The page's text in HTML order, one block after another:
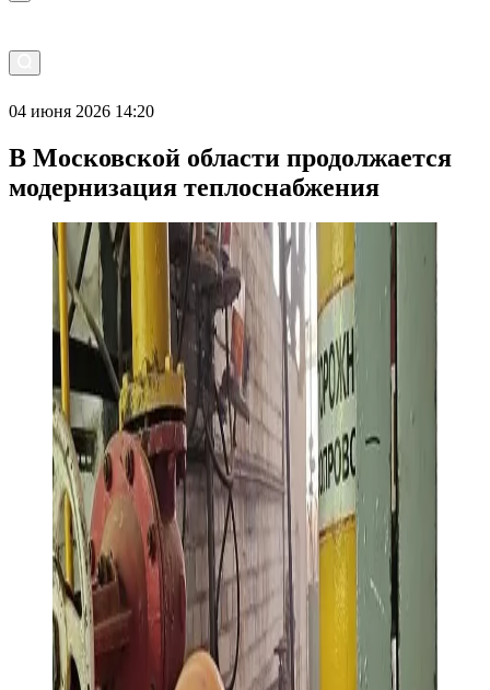
04 июня 2026 14:20
В Московской области продолжается
модернизация теплоснабжения